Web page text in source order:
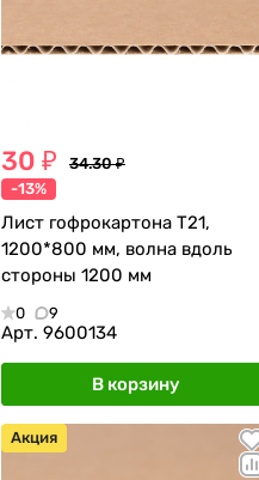
30 ₽
34.30 ₽
-13%
Лист гофрокартона Т21,
1200*800 мм, волна вдоль
стороны 1200 мм
0 9
Арт. 9600134
В корзину
Акция